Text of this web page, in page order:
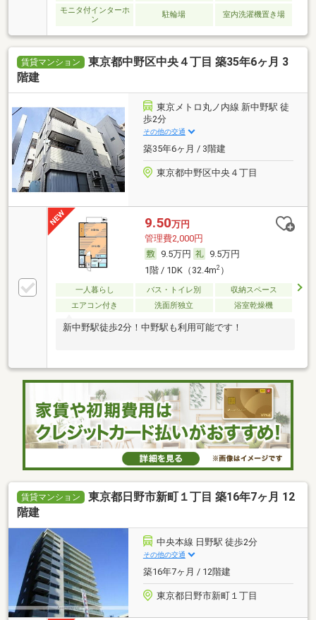
モニタ付インターホ
ン
駐輪場 室内洗濯機置き場
賃貸マンション
東京都中野区中央４丁目 築35年6ヶ月 3
階建
東京メトロ丸ノ内線 新中野駅 徒
歩2分
その他の交通
築35年6ヶ月 / 3階建
東京都中野区中央４丁目
9.50万円
管理費2,000円
9.5万円
9.5万円
1階 / 1DK（32.4m2）
一人暮らし バス・トイレ別
収納スペース
エアコン付き
洗面所独立 浴室乾燥機
新中野駅徒歩2分！中野駅も利用可能です！
賃貸マンション
東京都日野市新町１丁目 築16年7ヶ月 12
階建
中央本線 日野駅 徒歩2分
その他の交通
築16年7ヶ月 / 12階建
東京都日野市新町１丁目